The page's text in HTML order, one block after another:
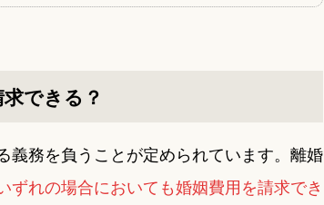
できる？
義務を負うことが定められています。離婚
ずれの場合においても婚姻費用を請求でき